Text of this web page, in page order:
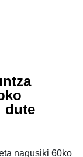
dute
nagusiki 60ko